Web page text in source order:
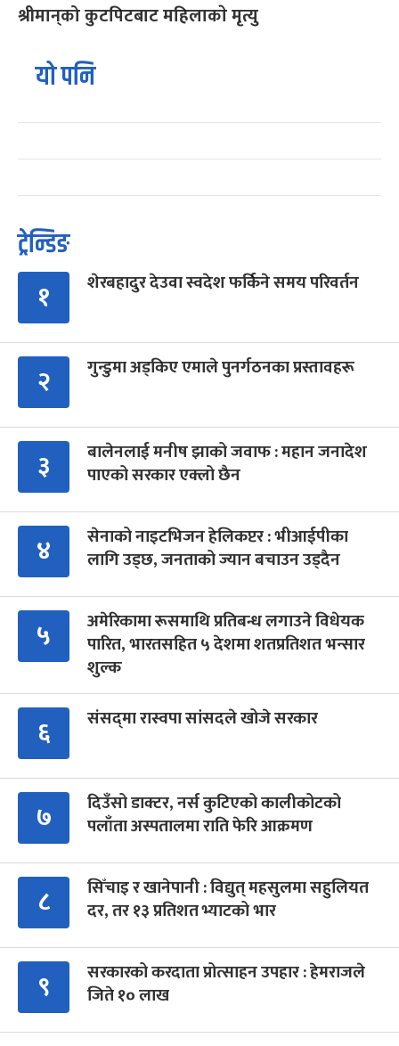
श्रीमान्‌को कुटपिटबाट महिलाकाे मृत्यु
यो पनि
ट्रेन्डिङ
१ शेरबहादुर देउवा स्वदेश फर्किने समय परिवर्तन
२ गुन्डुमा अड्किए एमाले पुनर्गठनका प्रस्तावहरू
३
बालेनलाई मनीष झाको जवाफ : महान जनादेश
पाएको सरकार एक्लो छैन
४
सेनाको नाइटभिजन हेलिकप्टर : भीआईपीका
लागि उड्छ, जनताको ज्यान बचाउन उड्दैन
५
अमेरिकामा रूसमाथि प्रतिबन्ध लगाउने विधेयक
पारित, भारतसहित ५ देशमा शतप्रतिशत भन्सार
शुल्क
६ संसद्‍मा रास्वपा सांसदले खोजे सरकार
७
दिउँसो डाक्टर, नर्स कुटिएको कालीकोटको
पलाँता अस्पतालमा राति फेरि आक्रमण
८
सिँचाइ र खानेपानी : विद्युत् महसुलमा सहुलियत
दर, तर १३ प्रतिशत भ्याटको भार
९
सरकारको करदाता प्रोत्साहन उपहार : हेमराजले
जिते १० लाख